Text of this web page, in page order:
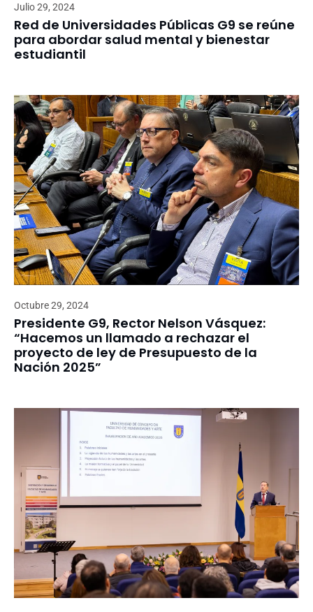
Julio 29, 2024
Red de Universidades Públicas G9 se reúne
para abordar salud mental y bienestar
estudiantil
Octubre 29, 2024
Presidente G9, Rector Nelson Vásquez:
“Hacemos un llamado a rechazar el
proyecto de ley de Presupuesto de la
Nación 2025”